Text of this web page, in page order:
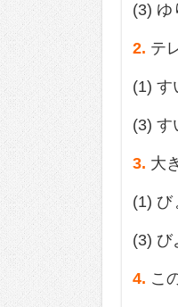
(3)
2. テ
(1)
(3)
3. 大
(1)
(3)
4. こ